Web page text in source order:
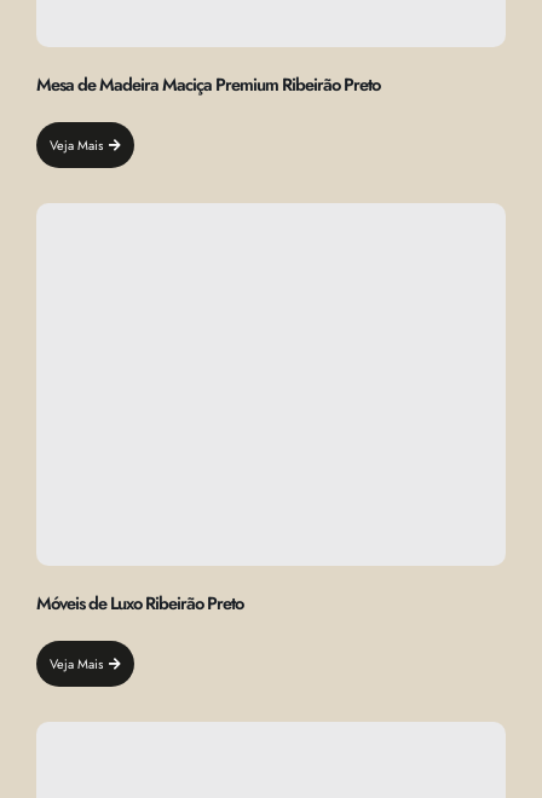
Mesa de Madeira Maciça Premium Ribeirão Preto
Veja Mais
Móveis de Luxo Ribeirão Preto
Veja Mais